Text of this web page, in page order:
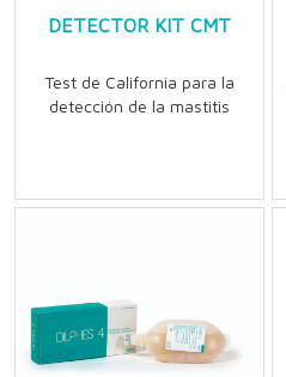
DETECTOR KIT CMT
Test de California para la
detección de la mastitis